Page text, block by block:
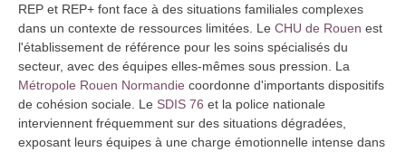
REP et REP+ font face à des situations familiales complexes
dans un contexte de ressources limitées. Le CHU de Rouen est
l'établissement de référence pour les soins spécialisés du
secteur, avec des équipes elles-mêmes sous pression. La
Métropole Rouen Normandie coordonne d'importants dispositifs
de cohésion sociale. Le SDIS 76 et la police nationale
interviennent fréquemment sur des situations dégradées,
exposant leurs équipes à une charge émotionnelle intense dans